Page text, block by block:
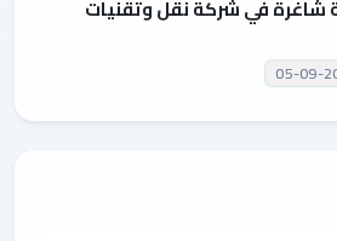
في شركة نقل وتقنيات